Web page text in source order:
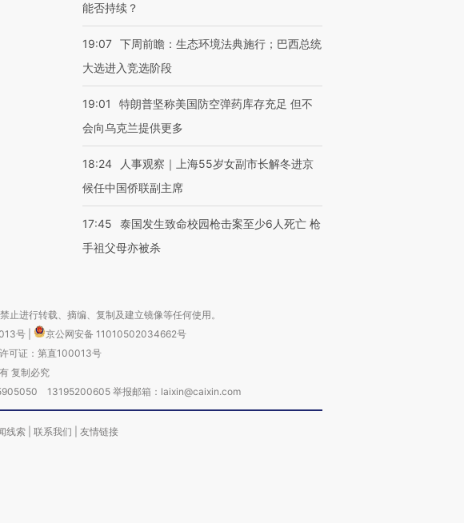
能否持续？
19:07 下周前瞻：生态环境法典施行；巴西总统
大选进入竞选阶段
19:01
特朗普坚称美国防空弹药库存充足 但不
会向乌克兰提供更多
18:24
人事观察｜上海55岁女副市长解冬进京
候任中国侨联副主席
17:45
泰国发生致命校园枪击案至少6人死亡 枪
手祖父母亦被杀
进行转载、摘编、复制及建立镜像等任何使用。
号
京公网安备 11010502034662号
可证：第直100013号
复制必究
13195200605 举报邮箱：laixin@caixin.com
线索 联系我们 友情链接